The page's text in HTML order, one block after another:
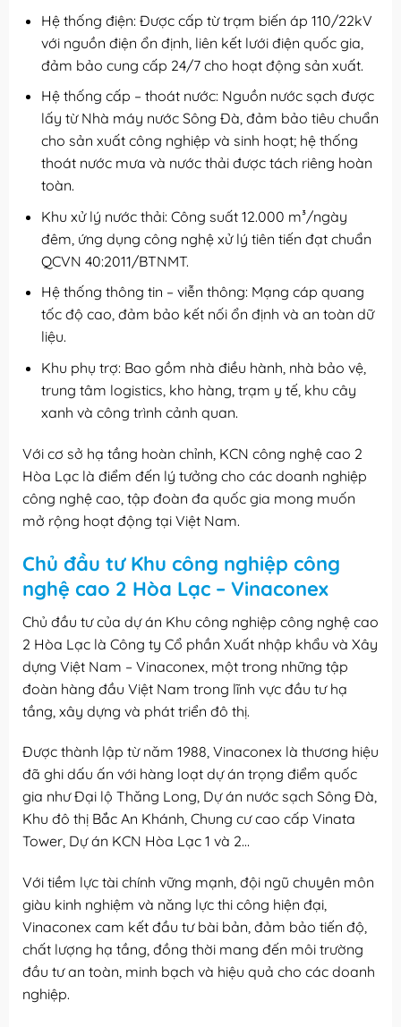
Hệ thống điện: Được cấp từ trạm biến áp 110/22kV
với nguồn điện ổn định, liên kết lưới điện quốc gia,
đảm bảo cung cấp 24/7 cho hoạt động sản xuất.
Hệ thống cấp – thoát nước: Nguồn nước sạch được
lấy từ Nhà máy nước Sông Đà, đảm bảo tiêu chuẩn
cho sản xuất công nghiệp và sinh hoạt; hệ thống
thoát nước mưa và nước thải được tách riêng hoàn
toàn.
Khu xử lý nước thải: Công suất 12.000 m³/ngày
đêm, ứng dụng công nghệ xử lý tiên tiến đạt chuẩn
QCVN 40:2011/BTNMT.
Hệ thống thông tin – viễn thông: Mạng cáp quang
tốc độ cao, đảm bảo kết nối ổn định và an toàn dữ
liệu.
Khu phụ trợ: Bao gồm nhà điều hành, nhà bảo vệ,
trung tâm logistics, kho hàng, trạm y tế, khu cây
xanh và công trình cảnh quan.
Với cơ sở hạ tầng hoàn chỉnh, KCN công nghệ cao 2
Hòa Lạc là điểm đến lý tưởng cho các doanh nghiệp
công nghệ cao, tập đoàn đa quốc gia mong muốn
mở rộng hoạt động tại Việt Nam.
Chủ đầu tư Khu công nghiệp công
nghệ cao 2 Hòa Lạc – Vinaconex
Chủ đầu tư của dự án Khu công nghiệp công nghệ cao
2 Hòa Lạc là Công ty Cổ phần Xuất nhập khẩu và Xây
dựng Việt Nam – Vinaconex, một trong những tập
đoàn hàng đầu Việt Nam trong lĩnh vực đầu tư hạ
tầng, xây dựng và phát triển đô thị.
Được thành lập từ năm 1988, Vinaconex là thương hiệu
đã ghi dấu ấn với hàng loạt dự án trọng điểm quốc
gia như Đại lộ Thăng Long, Dự án nước sạch Sông Đà,
Khu đô thị Bắc An Khánh, Chung cư cao cấp Vinata
Tower, Dự án KCN Hòa Lạc 1 và 2…
Với tiềm lực tài chính vững mạnh, đội ngũ chuyên môn
giàu kinh nghiệm và năng lực thi công hiện đại,
Vinaconex cam kết đầu tư bài bản, đảm bảo tiến độ,
chất lượng hạ tầng, đồng thời mang đến môi trường
đầu tư an toàn, minh bạch và hiệu quả cho các doanh
nghiệp.